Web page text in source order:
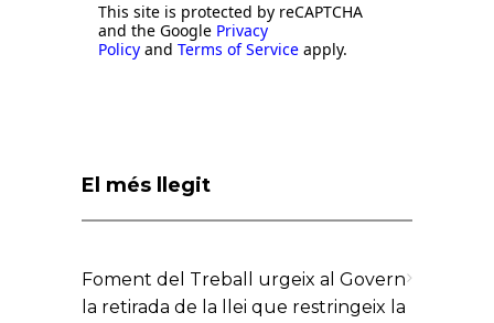
This site is protected by reCAPTCHA
and the Google Privacy
Policy and Terms of Service apply.
El més llegit
Foment del Treball urgeix al Govern
la retirada de la llei que restringeix la